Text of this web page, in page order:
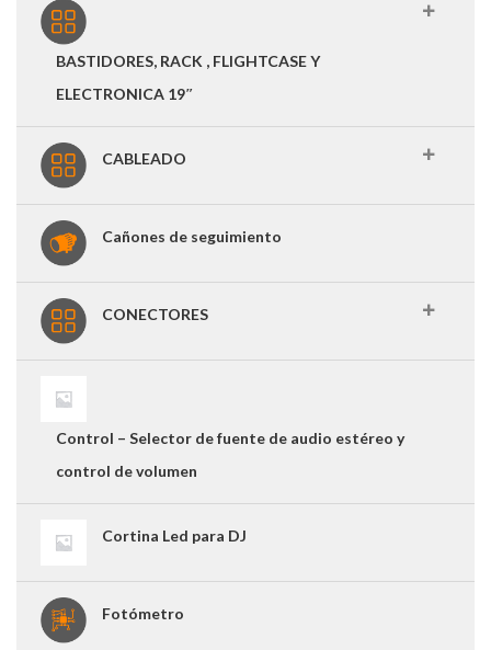
BASTIDORES, RACK , FLIGHTCASE Y
ELECTRONICA 19″
CABLEADO
Cañones de seguimiento
CONECTORES
Control – Selector de fuente de audio estéreo y
control de volumen
Cortina Led para DJ
Fotómetro